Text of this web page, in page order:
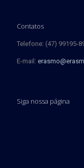
Contatos
Telefone: (47) 99195-
E-mail:
Siga nossa página